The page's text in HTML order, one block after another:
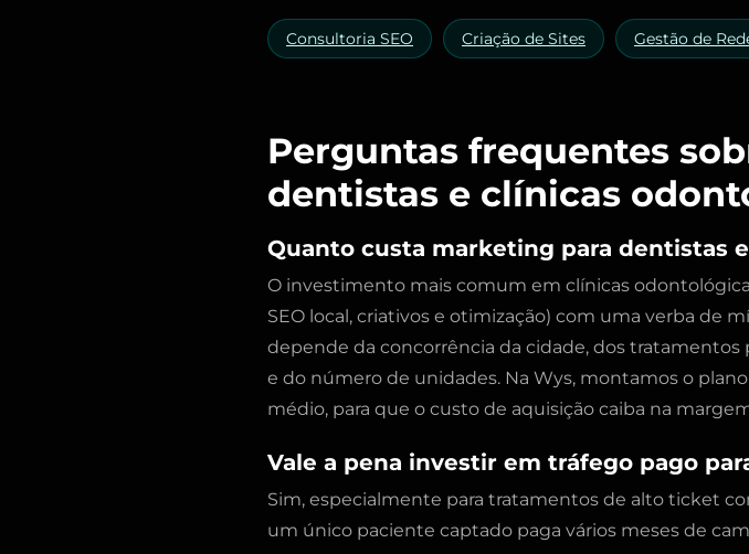
Consultoria SEO Criação de Sites Gestão de
Perguntas frequentes
dentistas e clínicas
Quanto custa marketing para dentistas
O investimento mais comum em clínicas
SEO local, criativos e otimização) com uma verba de
depende da concorrência da cidade, dos
e do número de unidades. Na Wys, montamos o
médio, para que o custo de aquisição caiba na
Vale a pena investir em tráfego pago
Sim, especialmente para tratamentos de alto ticket
um único paciente captado paga vários meses de